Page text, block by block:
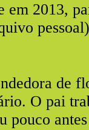
em 2013,
pessoal)
de
O pai
pouco